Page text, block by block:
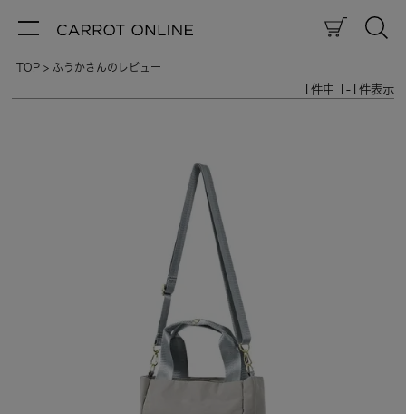
TOP ふうかさんのレビュー
件中 -1 件表示